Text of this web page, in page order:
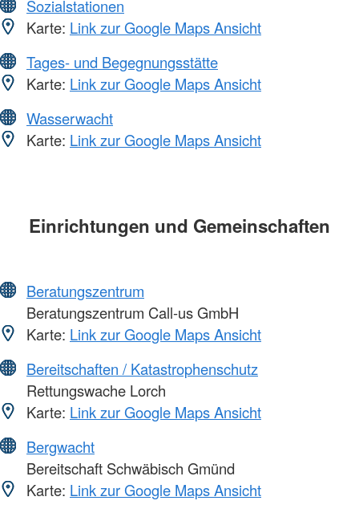
Sozialstationen
Karte: Link zur Google Maps Ansicht
Tages- und Begegnungsstätte
Karte: Link zur Google Maps Ansicht
Wasserwacht
Karte: Link zur Google Maps Ansicht
Einrichtungen und Gemeinschaften
Beratungszentrum
Beratungszentrum Call-us GmbH
Karte: Link zur Google Maps Ansicht
Bereitschaften / Katastrophenschutz
Rettungswache Lorch
Karte: Link zur Google Maps Ansicht
Bergwacht
Bereitschaft Schwäbisch Gmünd
Karte: Link zur Google Maps Ansicht